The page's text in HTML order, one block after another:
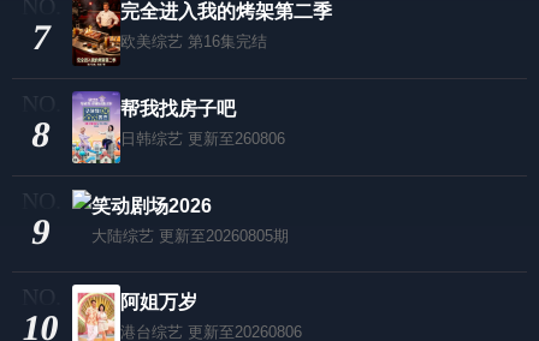
7
完全进入我的烤架第二季
欧美综艺 第16集完结
8
帮我找房子吧
日韩综艺 更新至260806
9
笑动剧场2026
大陆综艺 更新至20260805期
10
阿姐万岁
港台综艺 更新至20260806